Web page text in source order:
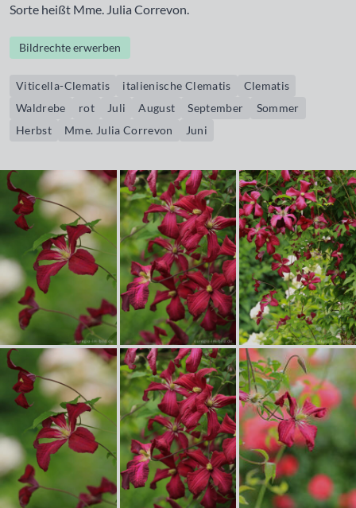
Sorte heißt Mme. Julia Correvon.
Bildrechte erwerben
Viticella-Clematis italienische Clematis
Clematis
Waldrebe
rot Juli August September
Sommer
Herbst
Mme. Julia Correvon Juni